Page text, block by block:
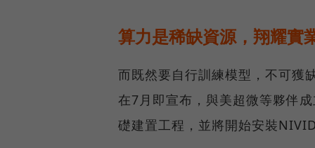
算力是稀缺資源，翔耀實
而既然要自行訓練模型，不可獲
在7月即宣布，與美超微等夥伴
礎建置工程，並將開始安裝